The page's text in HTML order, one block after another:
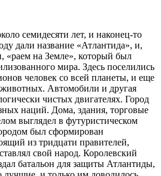
семидесяти лет, и наконец-то
дали название «Атлантида», и,
«раем на Земле», который был
мира. Здесь поселились
человек со всей планеты, и еще
Автомобили и другая
чистых двигателях. Город
наций. Дома, здания, торговые
выглядел в футуристическом
был сформирован
из тридцати правителей,
свой народ. Королевский
батальон для защиты Атлантиды,